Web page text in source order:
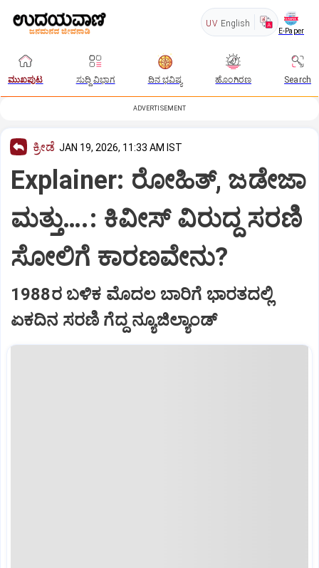
UV English
E-Paper
ಮುಖಪುಟ ಸುದ್ದಿ ವಿಭಾಗ ದಿನ ಭವಿಷ್ಯ ಹೊಂಗಿರಣ Search
ADVERTISEMENT
ಕ್ರೀಡೆ JAN 19, 2026, 11:33 AM IST
Explainer: ರೋಹಿತ್‌, ಜಡೇಜಾ
ಮತ್ತು….: ಕಿವೀಸ್‌ ವಿರುದ್ದ ಸರಣಿ
ಸೋಲಿಗೆ ಕಾರಣವೇನು?
1988ರ ಬಳಿಕ ಮೊದಲ ಬಾರಿಗೆ ಭಾರತದಲ್ಲಿ
ಏಕದಿನ ಸರಣಿ ಗೆದ್ದ ನ್ಯೂಜಿಲ್ಯಾಂಡ್